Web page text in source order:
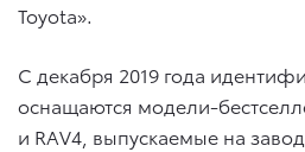
Toyota».
С декабря 2019 года
оснащаются модели-
и RAV4, выпускаемые на